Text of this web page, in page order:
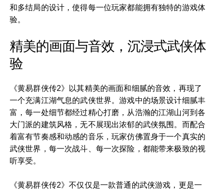
和多结局的设计，使得每一位玩家都能拥有独特的游戏体
验。
精美的画面与音效，沉浸式武侠体
验
《黄易群侠传2》以其精美的画面和细腻的音效，再现了
一个充满江湖气息的武侠世界。游戏中的场景设计细腻丰
富，每一处细节都经过精心打磨，从浩瀚的江湖山河到各
大门派的建筑风格，无不展现出浓郁的武侠氛围。而配合
着富有节奏感和动感的音乐，玩家仿佛置身于一个真实的
武侠世界，每一次战斗、每一次探险，都能带来极致的视
听享受。
《黄易群侠传2》不仅仅是一款普通的武侠游戏，更是一